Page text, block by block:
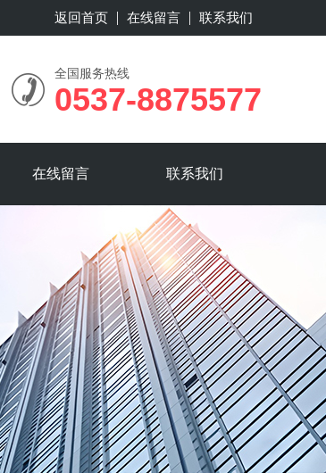
返回首页 在线留言 联系我们
全国服务热线
0537-8875577
在线留言 联系我们